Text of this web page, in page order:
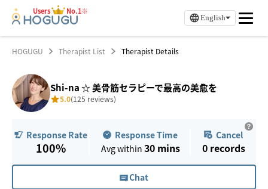
Users No.1※
English
HOGUGU Therapist List Therapist Details
Shi-na ☆ 美骨筋セラピーで最高の美愈を
5.0(125 reviews)
Response Rate
100%
Response Time
Avg within 30 mins
Cancel
0 records
Chat